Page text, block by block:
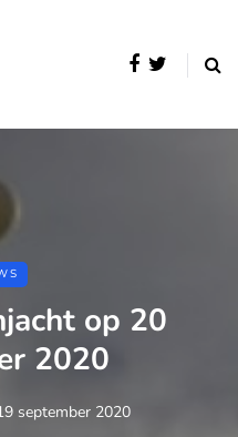
op 20
2020
september 2020